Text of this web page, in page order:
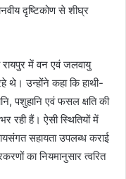
दृष्टिकोण से शीघ्र
में वन एवं जलवायु
थे। उन्होंने कहा कि हाथी-
पशुहानि एवं फसल क्षति की
रही हैं। ऐसी स्थितियों में
सहायता उपलब्ध कराई
का नियमानुसार त्वरित